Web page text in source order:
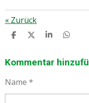
« Zurück
T
L
T
L
T
L
T
L
Kommentar
Name *